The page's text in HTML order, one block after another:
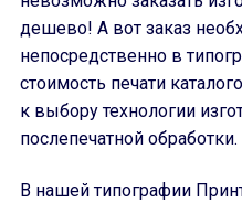
дешево! А вот заказ
непосредственно в
стоимость печати
к выбору технологии
послепечатной обработки.
В нашей типографии